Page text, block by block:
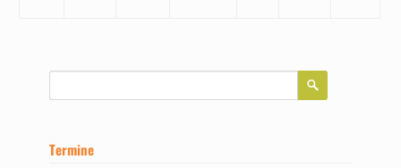
Termine